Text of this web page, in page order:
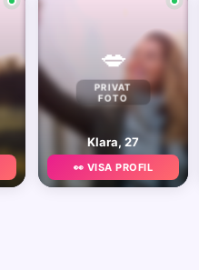
💋
PRIVAT
FOTO
Klara, 27
👀 VISA PROFIL